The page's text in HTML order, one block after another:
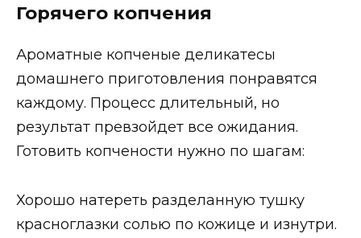
Горячего копчения
Ароматные копченые деликатесы
домашнего приготовления понравятся
каждому. Процесс длительный, но
результат превзойдет все ожидания.
Готовить копчености нужно по шагам:
Хорошо натереть разделанную тушку
красноглазки солью по кожице и изнутри.